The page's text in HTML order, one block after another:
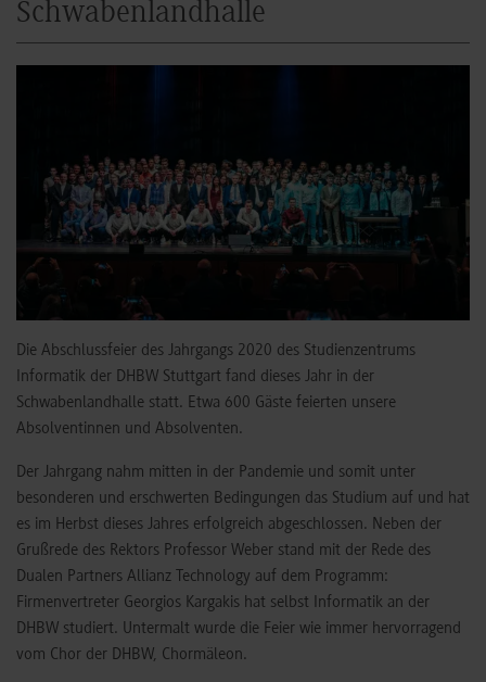
Schwabenlandhalle
Die Abschlussfeier des Jahrgangs 2020 des Studienzentrums
Informatik der DHBW Stuttgart fand dieses Jahr in der
Schwabenlandhalle statt. Etwa 600 Gäste feierten unsere
Absolventinnen und Absolventen.
Der Jahrgang nahm mitten in der Pandemie und somit unter
besonderen und erschwerten Bedingungen das Studium auf und hat
es im Herbst dieses Jahres erfolgreich abgeschlossen. Neben der
Grußrede des Rektors Professor Weber stand mit der Rede des
Dualen Partners Allianz Technology auf dem Programm:
Firmenvertreter Georgios Kargakis hat selbst Informatik an der
DHBW studiert. Untermalt wurde die Feier wie immer hervorragend
vom Chor der DHBW, Chormäleon.